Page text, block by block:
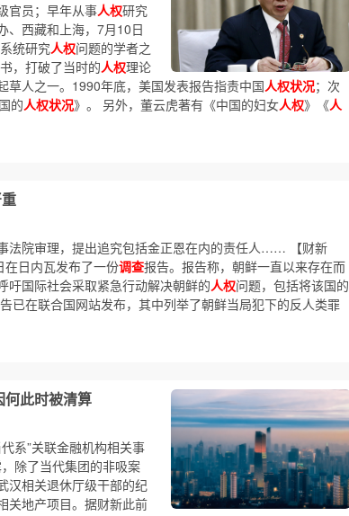
官员；早年从事人权研究
、西藏和上海，7月10日
统研究人权问题的学者之
，打破了当时的人权理论
草人之一。1990年底，美国发表报告指责中国人权状况；次
的人权状况》。 另外，董云虎著有《中国的妇女人权》《人
法院审理，提出追究包括金正恩在内的责任人…… 【财新
在日内瓦发布了一份调查报告。报告称，朝鲜一直以来存在而
吁国际社会采取紧急行动解决朝鲜的人权问题，包括将该国的
已在联合国网站发布，其中列举了朝鲜当局犯下的反人类罪
何此时被清算
系”关联金融机构相关事
除了当代集团的非吸案
汉相关退休厅级干部的纪
关地产项目。据财新此前